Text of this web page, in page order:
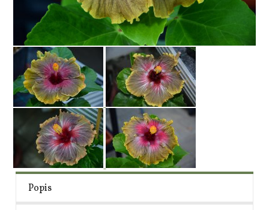
Popis